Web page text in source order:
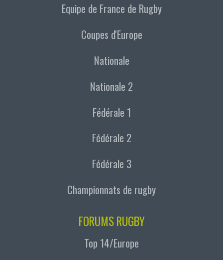
Equipe de France de Rugby
Coupes d'Europe
Nationale
Nationale 2
Fédérale 1
Fédérale 2
Fédérale 3
Championnats de rugby
FORUMS RUGBY
Top 14/Europe